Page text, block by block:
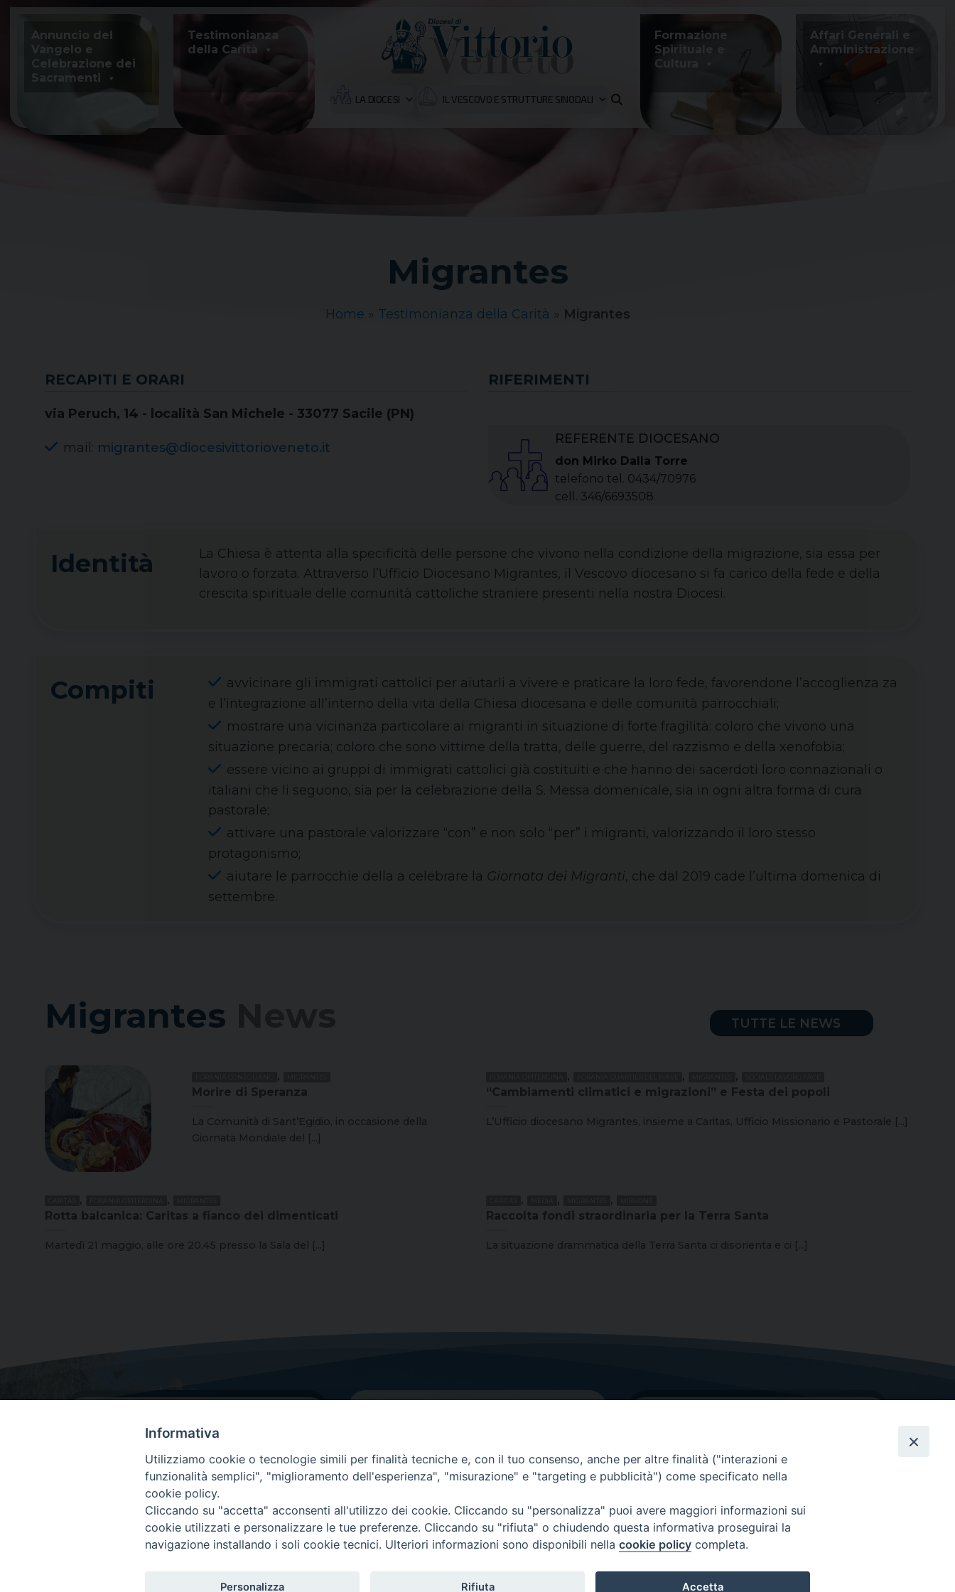
Skip
content
Annuncio del
Vangelo e
Celebrazione dei
Sacramenti
Testimonianza
della Carità
LA DIOCESI IL VESCOVO E STRUTTURE SINODALI
Formazione
Spirituale e
Cultura
Affari Generali e
Amministrazione
Migrantes
Home » Testimonianza della Carità » Migrantes
RECAPITI E ORARI
via Peruch, 14 - località San Michele - 33077 Sacile (PN)
mail: migrantes@diocesivittorioveneto.it
RIFERIMENTI
REFERENTE DIOCESANO
don Mirko Dalla Torre
telefono tel. 0434/70976
cell. 346/6693508
Identità
La Chiesa è attenta alla specificità delle persone che vivono nella condizione della migrazione, sia essa per
lavoro o forzata. Attraverso l’Ufficio Diocesano Migrantes, il Vescovo diocesano si fa carico della fede e della
crescita spirituale delle comunità cattoliche straniere presenti nella nostra Diocesi.
Compiti
avvicinare gli immigrati cattolici per aiutarli a vivere e praticare la loro fede, favorendone l’accoglienza za
e l’integrazione all’interno della vita della Chiesa diocesana e delle comunità parrocchiali;
mostrare una vicinanza particolare ai migranti in situazione di forte fragilità: coloro che vivono una
situazione precaria; coloro che sono vittime della tratta, delle guerre, del razzismo e della xenofobia;
essere vicino ai gruppi di immigrati cattolici già costituiti e che hanno dei sacerdoti loro connazionali o
italiani che li seguono, sia per la celebrazione della S. Messa domenicale, sia in ogni altra forma di cura
pastorale;
attivare una pastorale valorizzare “con” e non solo “per” i migranti, valorizzando il loro stesso
protagonismo;
aiutare le parrocchie della a celebrare la Giornata dei Migranti, che dal 2019 cade l’ultima domenica di
settembre.
Migrantes TUTTE LE NEWS
,
Morire di Speranza
La Comunità di Sant’Egidio, in occasione della
Giornata Mondiale del [...]
, , ,
“Cambiamenti climatici e migrazioni” e Festa dei popoli
L’Ufficio diocesano Migrantes, insieme a Caritas, Ufficio Missionario e Pastorale [...]
, ,
Rotta balcanica: Caritas a fianco dei dimenticati
Martedì 21 maggio, alle ore 20.45 presso la Sala del [...]
, , ,
Raccolta fondi straordinaria per la Terra Santa
La situazione drammatica della Terra Santa ci disorienta e ci [...]
Dove siamo
Via Lorenzo Da Ponte, 116
31029 Vittorio Veneto (Treviso)
Contatti principali
Tel.0438 9481| fax0438 948214
EMAIL GENERALE
GRAZIE PER IL TUO AIUTO
Insieme per la Diocesi
Informativa
Utilizziamo cookie o tecnologie simili per finalità tecniche e, con il tuo consenso, anche per altre finalità ("interazioni e
funzionalità semplici", "miglioramento dell'esperienza", "misurazione" e "targeting e pubblicità") come specificato nella
cookie policy.
Cliccando su "accetta" acconsenti all'utilizzo dei cookie. Cliccando su "personalizza" puoi avere maggiori informazioni sui
cookie utilizzati e personalizzare le tue preferenze. Cliccando su "rifiuta" o chiudendo questa informativa proseguirai la
navigazione installando i soli cookie tecnici. Ulteriori informazioni sono disponibili nella cookie policy completa.
Personalizza Rifiuta Accetta